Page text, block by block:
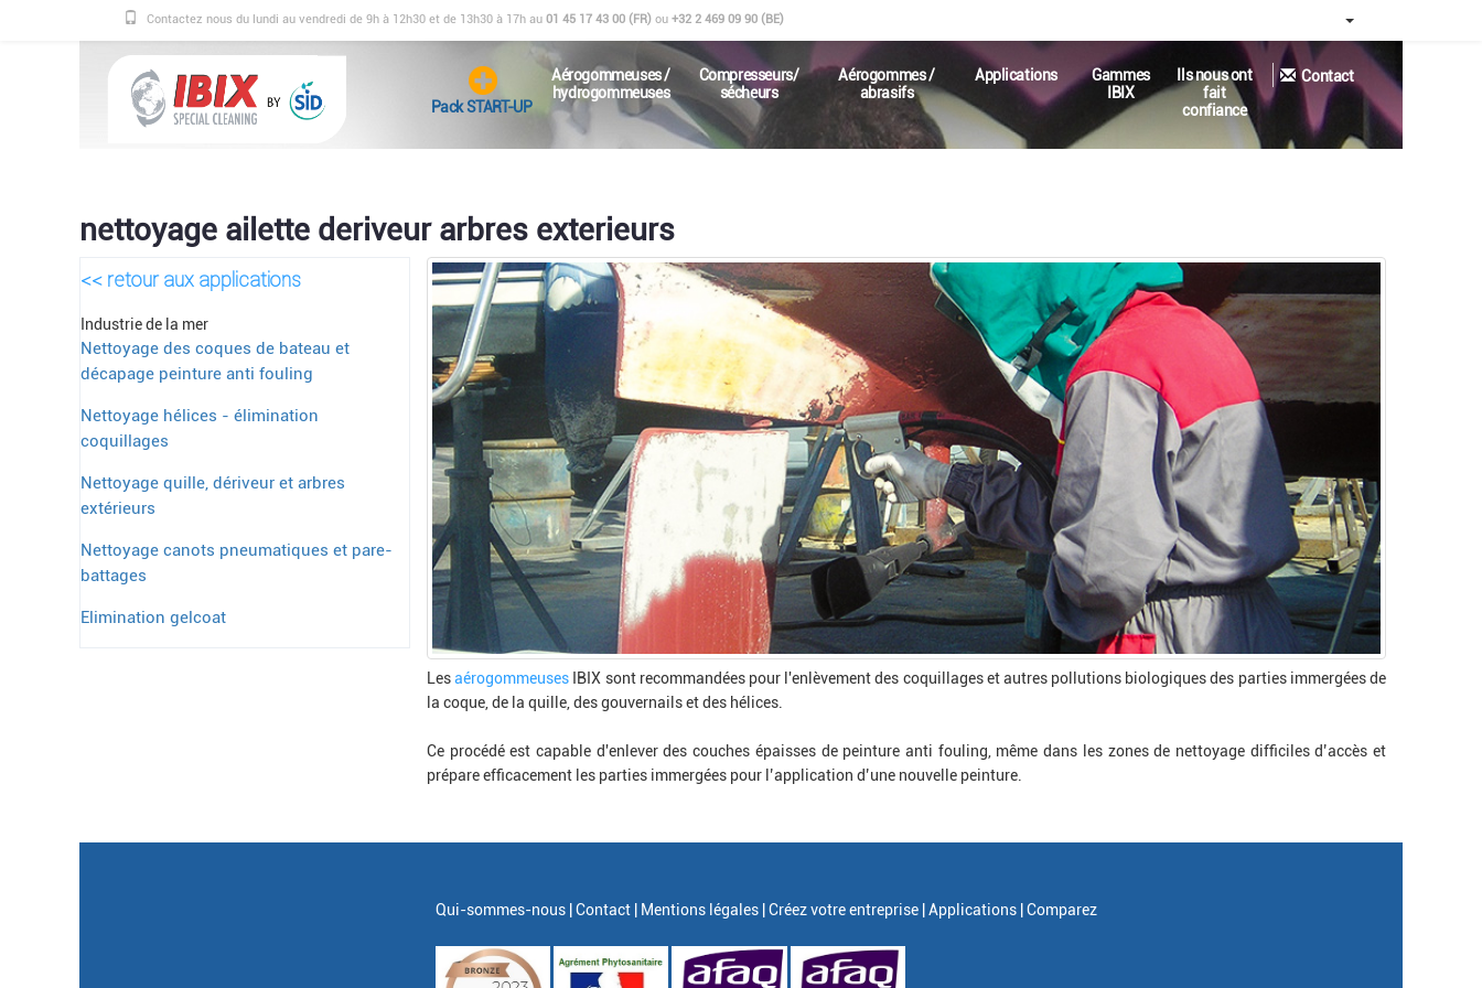
Contactez nous du lundi au vendredi de 9h à 12h30 et de 13h30 à 17h au 01 45 17 43 00 (FR) ou +32 2 469 09 90 (BE)
Pack START-UP
Aérogommeuses /
hydrogommeuses
Compresseurs/
sécheurs
Aérogommes /
abrasifs
Applications
Gammes
IBIX
Ils nous ont
fait
confiance
| Contact
nettoyage ailette deriveur arbres exterieurs
<< retour aux applications
Industrie de la mer
Nettoyage des coques de bateau et
décapage peinture anti fouling
Nettoyage hélices - élimination
coquillages
Nettoyage quille, dériveur et arbres
extérieurs
Nettoyage canots pneumatiques et pare-
battages
Elimination gelcoat
Lesaérogommeuses IBIX sont recommandées pour l'enlèvement des coquillages et autres pollutions biologiques des parties immergées de
la coque, de la quille, des gouvernails et des hélices.
Ce procédé est capable d'enlever des couches épaisses de peinture anti fouling, même dans les zones de nettoyage difficiles d’accès et
prépare efficacement les parties immergées pour l’application d’une nouvelle peinture.
Qui-sommes-nous | Contact | Mentions légales | Créez votre entreprise | Applications | Comparez